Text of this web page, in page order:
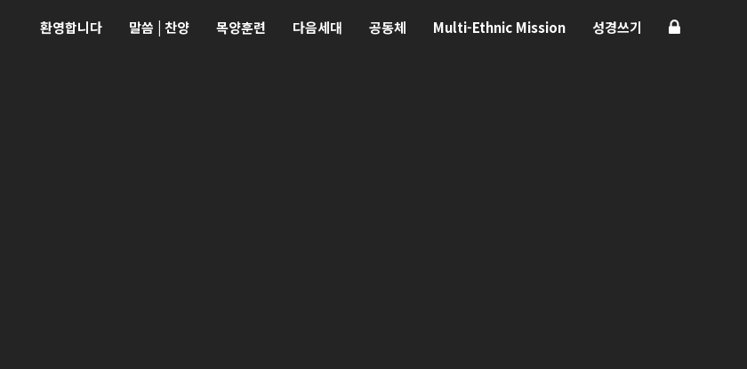
환영합니다 말씀 | 찬양 목양훈련 다음세대 공동체 Multi-Ethnic Mission 성경쓰기